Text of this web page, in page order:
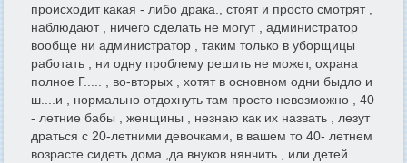
происходит какая - либо драка., стоят и просто смотрят ,
наблюдают , ничего сделать не могут , администратор
вообще ни администратор , таким только в уборщицы
работать , ни одну проблему решить не может, охрана
полное Г..... , во-вторых , хотят в основном одни быдло и
ш....и , нормально отдохнуть там просто невозможно , 40
- летние бабы , женщины , незнаю как их назвать , лезут
драться с 20-летними девочками, в вашем то 40- летнем
возрасте сидеть дома ,да внуков нянчить , или детей